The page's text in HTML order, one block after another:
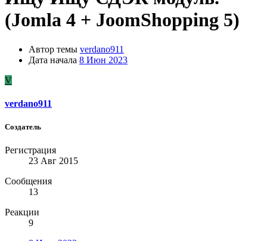
(Jomla 4 + JoomShopping 5)
Автор темы verdano911
Дата начала 8 Июн 2023
V
verdano911
Создатель
Регистрация
23 Авг 2015
Сообщения
13
Реакции
9